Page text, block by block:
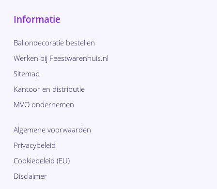
Informatie
Ballondecoratie bestellen
Werken bij Feestwarenhuis.nl
Sitemap
Kantoor en distributie
MVO ondernemen
Algemene voorwaarden
Privacybeleid
Cookiebeleid (EU)
Disclaimer